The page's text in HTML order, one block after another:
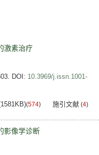
激素治疗
DOI: 10.3969/j.issn.1001-
(574) 施引文献 (4)
影像学诊断